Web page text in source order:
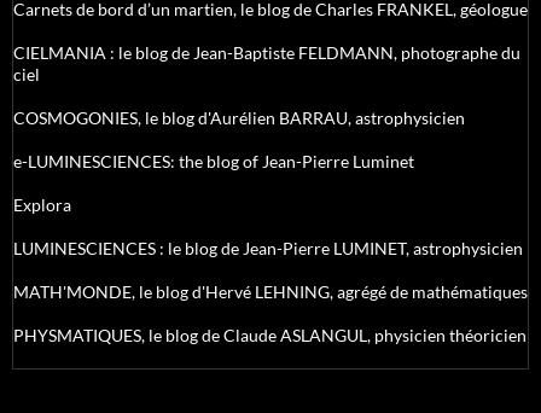
Carnets de bord d’un martien, le blog de Charles FRANKEL, géologue
CIELMANIA : le blog de Jean-Baptiste FELDMANN, photographe du
ciel
COSMOGONIES, le blog d'Aurélien BARRAU, astrophysicien
e-LUMINESCIENCES: the blog of Jean-Pierre Luminet
Explora
LUMINESCIENCES : le blog de Jean-Pierre LUMINET, astrophysicien
MATH'MONDE, le blog d'Hervé LEHNING, agrégé de mathématiques
PHYSMATIQUES, le blog de Claude ASLANGUL, physicien théoricien